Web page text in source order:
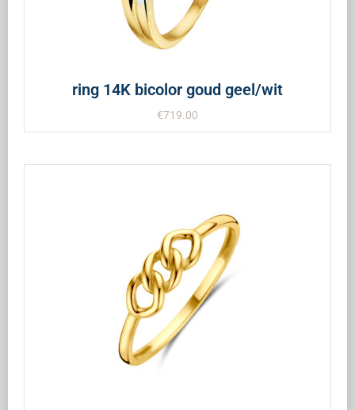
ring 14K bicolor goud geel/wit
€719.00